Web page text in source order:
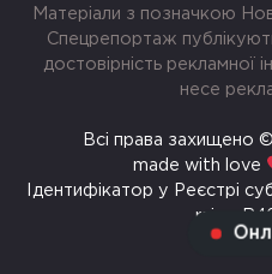
Матеріали з позначкою
Спецрепортаж
достовірність рекламної
несе
Всі права захищено
made with love
Ідентифікатор у Реєстрі
rai.ua